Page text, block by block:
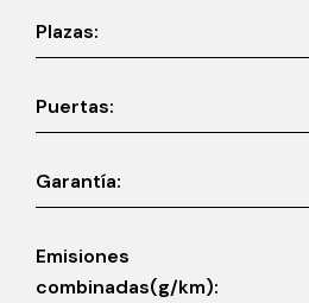
Plazas:
Puertas:
Garantía:
Emisiones
combinadas(g/km):